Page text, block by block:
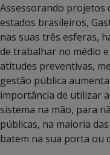
Assessorando projetos
estados brasileiros,
nas suas três esferas,
de trabalhar no médio
atitudes preventivas,
gestão pública
importância de utilizar
sistema na mão, para
públicas, na maioria
batem na sua porta ou